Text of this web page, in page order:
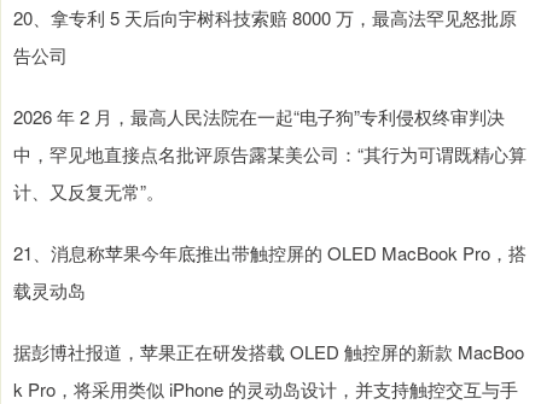
20、拿专利 5 天后向宇树科技索赔 8000 万，最高法罕见怒批原
告公司
2026 年 2 月，最高人民法院在一起“电子狗”专利侵权终审判决
中，罕见地直接点名批评原告露某美公司：“其行为可谓既精心算
计、又反复无常”。
21、消息称苹果今年底推出带触控屏的 OLED MacBook Pro，搭
载灵动岛
据彭博社报道，苹果正在研发搭载 OLED 触控屏的新款 MacBoo
k Pro，将采用类似 iPhone 的灵动岛设计，并支持触控交互与手